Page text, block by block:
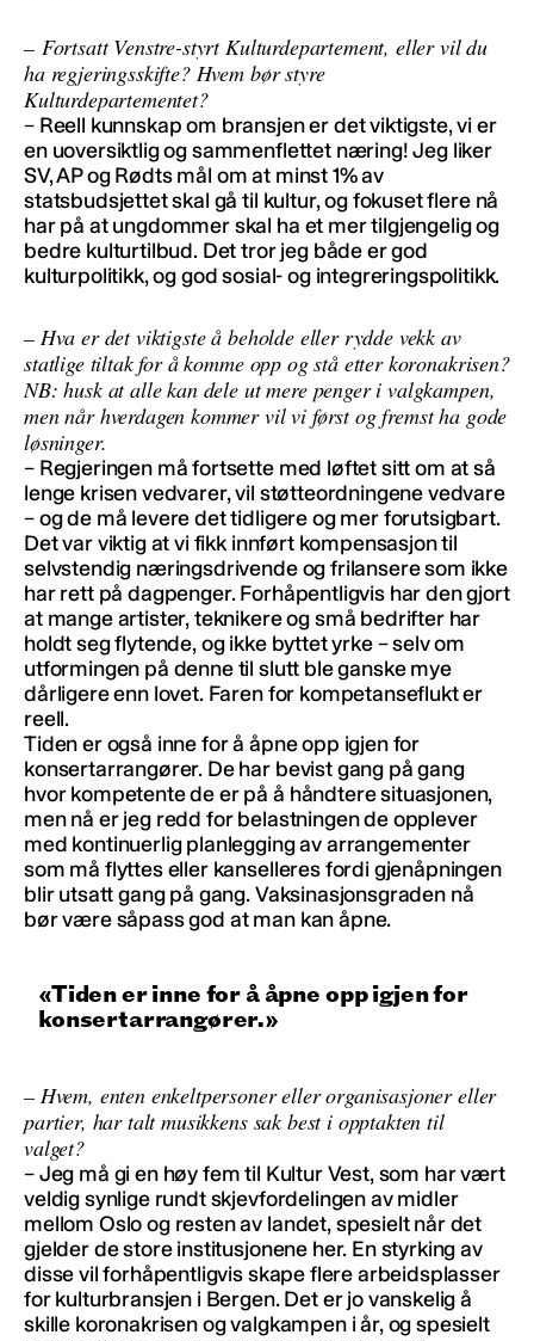
– Fortsatt Venstre-styrt Kulturdepartement, eller vil du
ha regjeringsskifte? Hvem bør styre
Kulturdepartementet?
– Reell kunnskap om bransjen er det viktigste, vi er
en uoversiktlig og sammenflettet næring! Jeg liker
SV, AP og Rødts mål om at minst 1% av
statsbudsjettet skal gå til kultur, og fokuset flere nå
har på at ungdommer skal ha et mer tilgjengelig og
bedre kulturtilbud. Det tror jeg både er god
kulturpolitikk, og god sosial- og integreringspolitikk.
– Hva er det viktigste å beholde eller rydde vekk av
statlige tiltak for å komme opp og stå etter koronakrisen?
NB: husk at alle kan dele ut mere penger i valgkampen,
men når hverdagen kommer vil vi først og fremst ha gode
løsninger.
– Regjeringen må fortsette med løftet sitt om at så
lenge krisen vedvarer, vil støtteordningene vedvare
– og de må levere det tidligere og mer forutsigbart.
Det var viktig at vi fikk innført kompensasjon til
selvstendig næringsdrivende og frilansere som ikke
har rett på dagpenger. Forhåpentligvis har den gjort
at mange artister, teknikere og små bedrifter har
holdt seg flytende, og ikke byttet yrke – selv om
utformingen på denne til slutt ble ganske mye
dårligere enn lovet. Faren for kompetanseflukt er
reell.
Tiden er også inne for å åpne opp igjen for
konsertarrangører. De har bevist gang på gang
hvor kompetente de er på å håndtere situasjonen,
men nå er jeg redd for belastningen de opplever
med kontinuerlig planlegging av arrangementer
som må flyttes eller kanselleres fordi gjenåpningen
blir utsatt gang på gang. Vaksinasjonsgraden nå
bør være såpass god at man kan åpne.
Tiden er inne for å åpne opp igjen for
konsertarrangører.
– Hvem, enten enkeltpersoner eller organisasjoner eller
partier, har talt musikkens sak best i opptakten til
valget?
– Jeg må gi en høy fem til Kultur Vest, som har vært
veldig synlige rundt skjevfordelingen av midler
mellom Oslo og resten av landet, spesielt når det
gjelder de store institusjonene her. En styrking av
disse vil forhåpentligvis skape flere arbeidsplasser
for kulturbransjen i Bergen. Det er jo vanskelig å
skille koronakrisen og valgkampen i år, og spesielt